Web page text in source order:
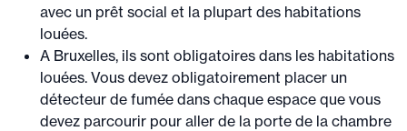
avec un prêt social et la plupart des habitations
louées.
A Bruxelles, ils sont obligatoires dans les habitations
louées. Vous devez obligatoirement placer un
détecteur de fumée dans chaque espace que vous
devez parcourir pour aller de la porte de la chambre